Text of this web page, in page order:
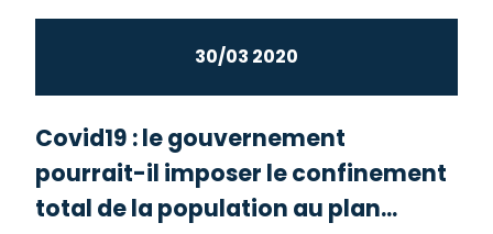
30/03 2020
Covid19 : le gouvernement
pourrait-il imposer le confinement
total de la population au plan...